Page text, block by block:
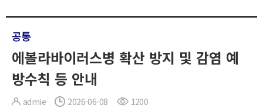
공통
에볼라바이러스병 확산 방지 및 감염 예
방수칙 등 안내
admie 2026-06-08 1200